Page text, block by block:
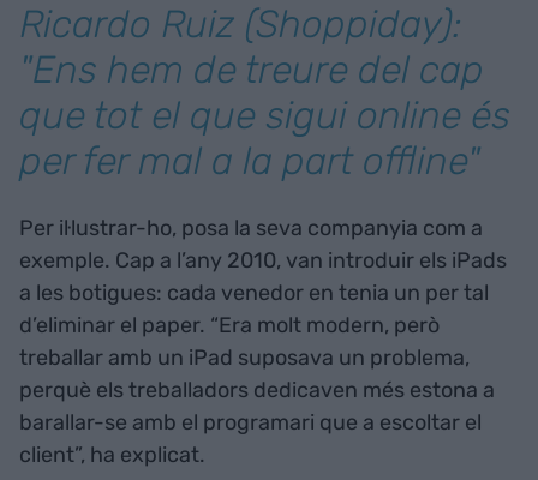
Ricardo Ruiz (Shoppiday):
"Ens hem de treure del cap
que tot el que sigui online és
per fer mal a la part offline"
Per il·lustrar-ho, posa la seva companyia com a
exemple. Cap a l’any 2010, van introduir els iPads
a les botigues: cada venedor en tenia un per tal
d’eliminar el paper. “Era molt modern, però
treballar amb un iPad suposava un problema,
perquè els treballadors dedicaven més estona a
barallar-se amb el programari que a escoltar el
client”, ha explicat.